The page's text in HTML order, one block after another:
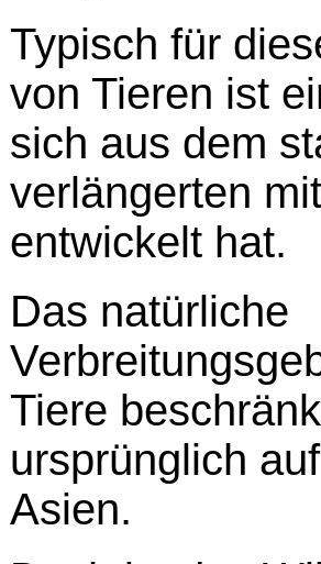
Typisch für
von Tieren ist
sich aus dem
verlängerten
entwickelt hat.
Das natürliche
Tiere
ursprünglich
Asien.